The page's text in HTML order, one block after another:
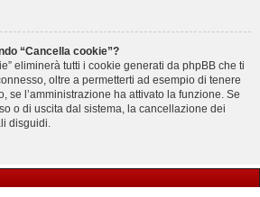
“Cancella cookie”?
eliminerà tutti i cookie generati da phpBB che ti
oltre a permetterti ad esempio di tenere
se l’amministrazione ha attivato la funzione. Se
o di uscita dal sistema, la cancellazione dei
disguidi.